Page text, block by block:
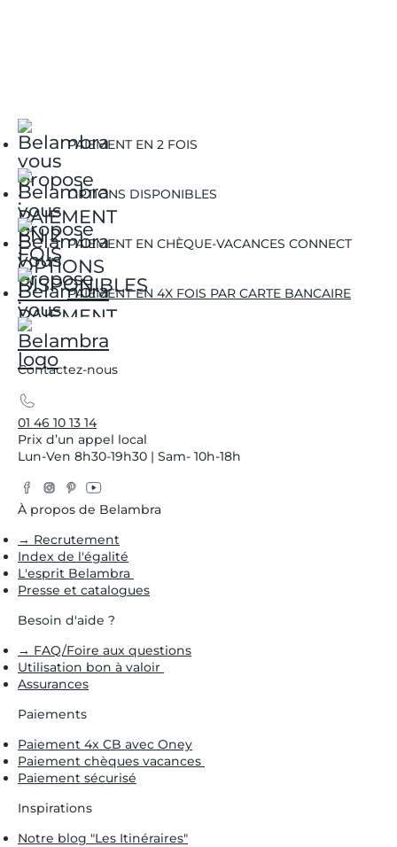
PAIEMENT EN 2 FOIS
OPTIONS DISPONIBLES
PAIEMENT EN CHÈQUE-VACANCES CONNECT
PAIEMENT EN 4X FOIS PAR CARTE BANCAIRE
Contactez-nous
01 46 10 13 14
Prix d’un appel local
Lun-Ven 8h30-19h30 | Sam- 10h-18h
Facebook
Instagram
Pinterest
YouTube
À propos de Belambra
→ Recrutement
Index de l'égalité
L'esprit Belambra
Presse et catalogues
Besoin d'aide ?
→ FAQ/Foire aux questions
Utilisation bon à valoir
Assurances
Paiements
Paiement 4x CB avec Oney
Paiement chèques vacances
Paiement sécurisé
Inspirations
Notre blog "Les Itinéraires"